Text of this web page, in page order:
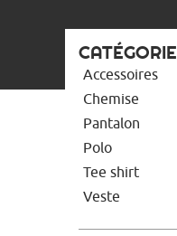
CATÉGORIE
Accessoires
Chemise
Pantalon
Polo
Tee shirt
Veste